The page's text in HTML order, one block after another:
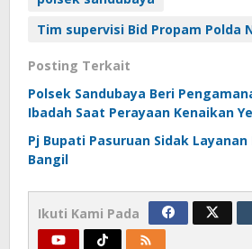
Tim supervisi Bid Propam Polda
Posting Terkait
Polsek Sandubaya Beri
Ibadah Saat Perayaan Kenaikan
Pj Bupati Pasuruan Sidak Layanan
Bangil
Ikuti Kami Pada